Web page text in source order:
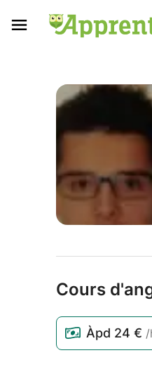
Cours
Àpd 24 € /